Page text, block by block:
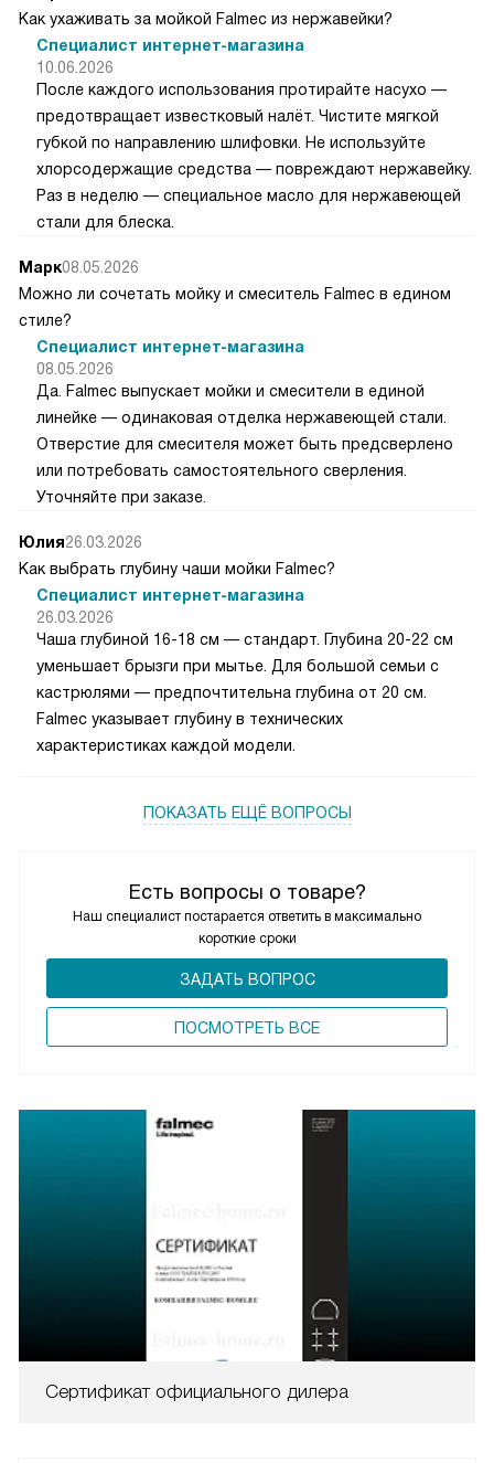
Есть вопросы о товаре?
Наш специалист постарается ответить в максимально
короткие сроки
ЗАДАТЬ ВОПРОС
ПОCМОТРЕТЬ ВСЕ
Как ухаживать за мойкой Falmec из нержавейки?
Специалист интернет-магазина
10.06.2026
После каждого использования протирайте насухо —
предотвращает известковый налёт. Чистите мягкой
губкой по направлению шлифовки. Не используйте
хлорсодержащие средства — повреждают нержавейку.
Раз в неделю — специальное масло для нержавеющей
стали для блеска.
Марк08.05.2026
Можно ли сочетать мойку и смеситель Falmec в едином
стиле?
Специалист интернет-магазина
08.05.2026
Да. Falmec выпускает мойки и смесители в единой
линейке — одинаковая отделка нержавеющей стали.
Отверстие для смесителя может быть предсверлено
или потребовать самостоятельного сверления.
Уточняйте при заказе.
Юлия26.03.2026
Как выбрать глубину чаши мойки Falmec?
Специалист интернет-магазина
26.03.2026
Чаша глубиной 16-18 см — стандарт. Глубина 20-22 см
уменьшает брызги при мытье. Для большой семьи с
кастрюлями — предпочтительна глубина от 20 см.
Falmec указывает глубину в технических
характеристиках каждой модели.
ПОКАЗАТЬ ЕЩЁ ВОПРОСЫ
Сертификат официального дилера